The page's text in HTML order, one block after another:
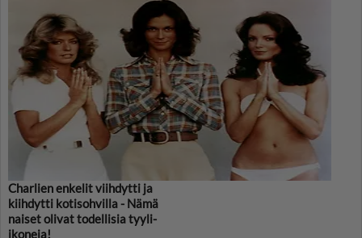
Charlien enkelit viihdytti ja
kiihdytti kotisohvilla - Nämä
naiset olivat todellisia tyyli-
ikoneja!